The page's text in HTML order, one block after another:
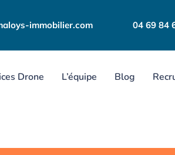
immobilier.com 04 69 84
Drone L’équipe Blog